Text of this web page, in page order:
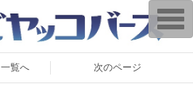
一覧へ 次のページ
T
o
g
g
n